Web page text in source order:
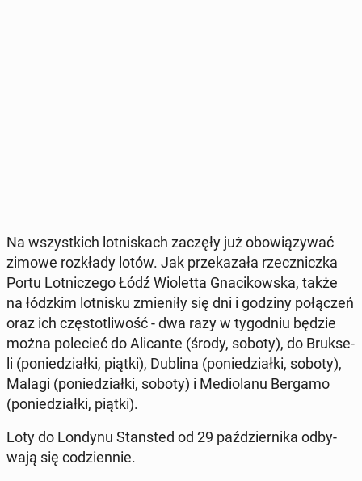
Na wszyst­kich lot­ni­skach zaczęły już obo­wią­zy­wać
zimowe roz­kła­dy lotów. Jak prze­ka­za­ła rzecz­nicz­ka
Portu Lot­ni­cze­go Łódź Wio­let­ta Gna­ci­kow­ska, także
na łódzkim lot­ni­sku zmie­ni­ły się dni i godziny po­łą­czeń
oraz ich czę­sto­tli­wość - dwa razy w ty­go­dniu będzie
można po­le­cieć do Ali­can­te (środy, soboty), do Bruk­se­
li (po­nie­dział­ki, piątki), Dublina (po­nie­dział­ki, soboty),
Malagi (po­nie­dział­ki, soboty) i Me­dio­la­nu Bergamo
(po­nie­dział­ki, piątki).
Loty do Londynu Stan­sted od 29 paź­dzier­ni­ka od­by­
wa­ją się co­dzien­nie.